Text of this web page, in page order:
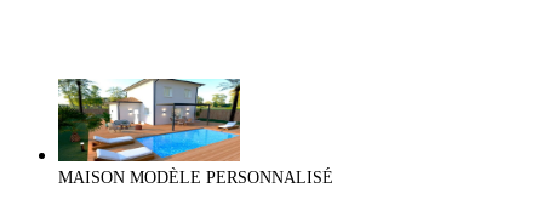
MAISON MODÈLE PERSONNALISÉ